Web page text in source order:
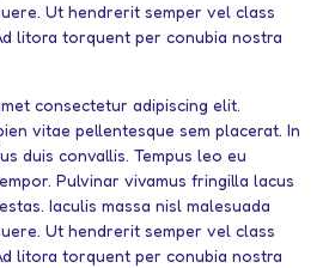
Ut hendrerit semper vel class
litora torquent per conubia nostra
consectetur adipiscing elit.
vitae pellentesque sem placerat. In
duis convallis. Tempus leo eu
Pulvinar vivamus fringilla lacus
Iaculis massa nisl malesuada
Ut hendrerit semper vel class
litora torquent per conubia nostra